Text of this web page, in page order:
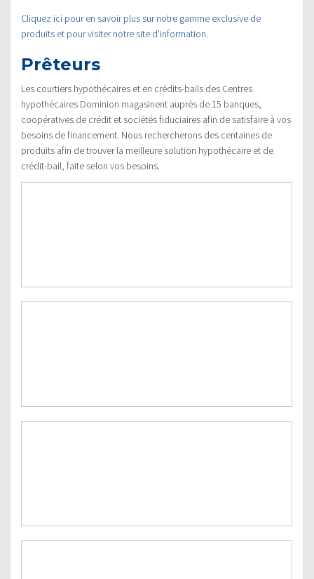
Cliquez ici pour en savoir plus sur notre gamme exclusive de
produits et pour visiter notre site d’information.
Prêteurs
Les courtiers hypothécaires et en crédits-bails des Centres
hypothécaires Dominion magasinent auprès de 15 banques,
coopératives de crédit et sociétés fiduciaires afin de satisfaire à vos
besoins de financement. Nous rechercherons des centaines de
produits afin de trouver la meilleure solution hypothécaire et de
crédit-bail, faite selon vos besoins.